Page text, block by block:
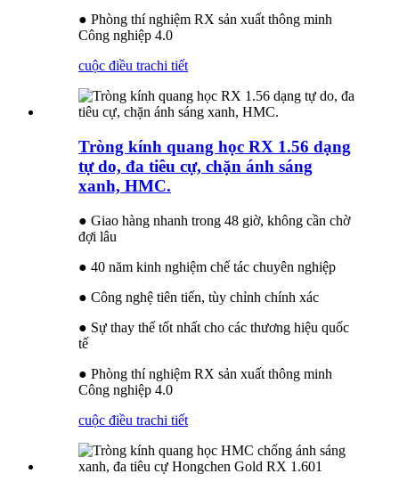
● Phòng thí nghiệm RX sản xuất thông minh
Công nghiệp 4.0
cuộc điều trachi tiết
Tròng kính quang học RX 1.56 dạng
tự do, đa tiêu cự, chặn ánh sáng
xanh, HMC.
● Giao hàng nhanh trong 48 giờ, không cần chờ
đợi lâu
● 40 năm kinh nghiệm chế tác chuyên nghiệp
● Công nghệ tiên tiến, tùy chỉnh chính xác
● Sự thay thế tốt nhất cho các thương hiệu quốc
tế
● Phòng thí nghiệm RX sản xuất thông minh
Công nghiệp 4.0
cuộc điều trachi tiết